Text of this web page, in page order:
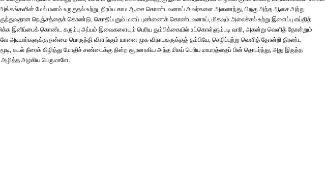
அங்கங்களின் மேல் மனம் உருகுதல் உற்று, நிரம்ப காம ஆசை கொண்டவனாய் அவர்களை அணைந்து, பிறகு அந்த ஆசை அற்று
நெஞ்சத்தைக் கொண்டு, கொதிப்புறும் மனப் புண்ணைக் கொண்டவனாய், மிகவும் அலைச்சல் உற்று இளைப்பு எய்தித்
இனிப்பைக் கொண்ட கரும்பு அப்பம் இவைகளையும் பெரிய தும்பிக்கையில் உட்கொள்ளும்படி வாரி, அகன்று வெளித் தோன்றும்
நன்மை பொருந்தி விளங்கும் யானை முக விநாயகருக்குத் தம்பியே, செழிப்புற்று வெளித் தோன்றி திரண்ட
கடல் நீரைக் கிழித்து மோதிச் சண்டைக்கு நின்ற சூரனாகிய அந்த மிகப் பெரிய மாமரத்தைப் பின் தொடர்ந்து, அது இருந்த
அழகிய பெருமாளே.